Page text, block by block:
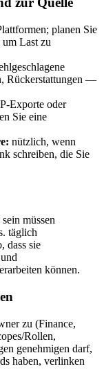
planen Sie
um Last zu
Rückerstattungen —
oder
Sie eine
nützlich, wenn
schreiben, die Sie
müssen
täglich
dass sie
können.
zu (Finance,
Rollen,
genehmigen darf,
haben, verlinken